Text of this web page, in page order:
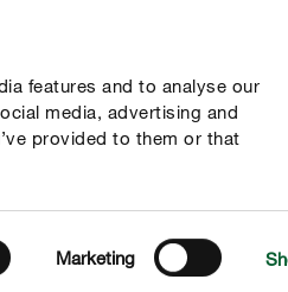
features and to analyse our
media, advertising and
provided to them or that
Marketing